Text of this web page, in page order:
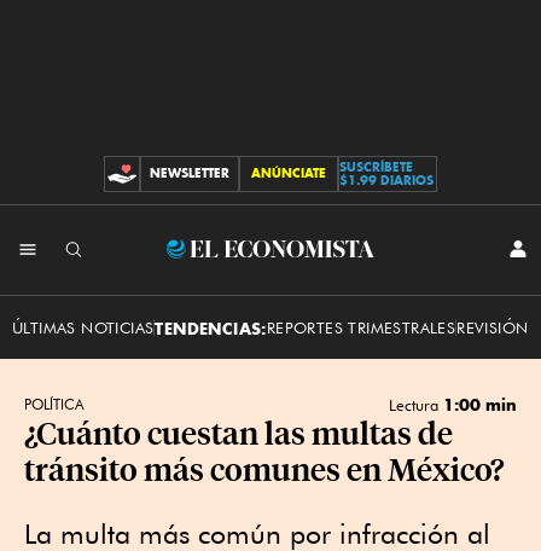
CONTRIBUCIONES
NEWSLETTER ANÚNCIATE
SUSCRÍBETE
$1.99 DIARIOS
El
ÚLTIMAS NOTICIASTENDENCIAS:REPORTES TRIMESTRALESREVISIÓN
POLÍTICA Lectura 1:00 min
¿Cuánto cuestan las multas de
tránsito más comunes en México?
La multa más común por infracción al